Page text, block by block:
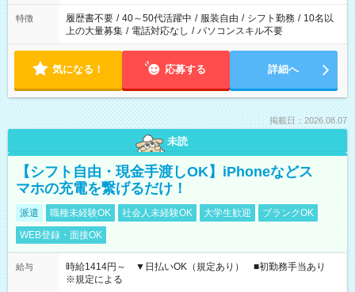
と、もう1つのお仕事の勤務時間。 合計で週40時間を超える場
合は応募できません。
特徴 履歴書不要 / 40～50代活躍中 / 服装自由 / シフト勤務 / 10名以
上の大量募集 / 電話対応なし / パソコンスキル不要
気になる！ 応募する 詳細へ
掲載日：2026.08.07
未読
【シフト自由・現金手渡しOK】iPhoneなどス
マホの充電を繋げるだけ！
派遣 職種未経験OK 社会人未経験OK 大学生歓迎
ブランクOK
WEB登録・面接OK
給与
時給1414円～ ▼日払いOK（規定あり） ■初勤務手当あり
※規定による